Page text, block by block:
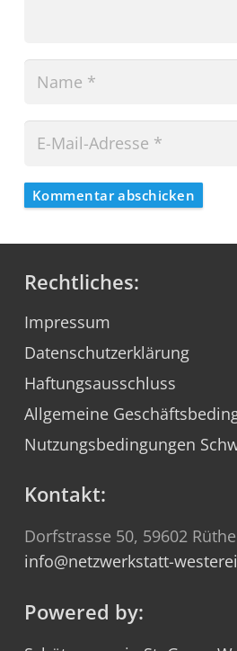
Kommentar abschicken
Rechtliches:
Impressum
Datenschutzerklärung
Haftungsausschluss
Allgemeine
Nutzungsbedingungen
Kontakt:
Dorfstrasse 50, 59602
info@netzwerkstatt-
Powered by: